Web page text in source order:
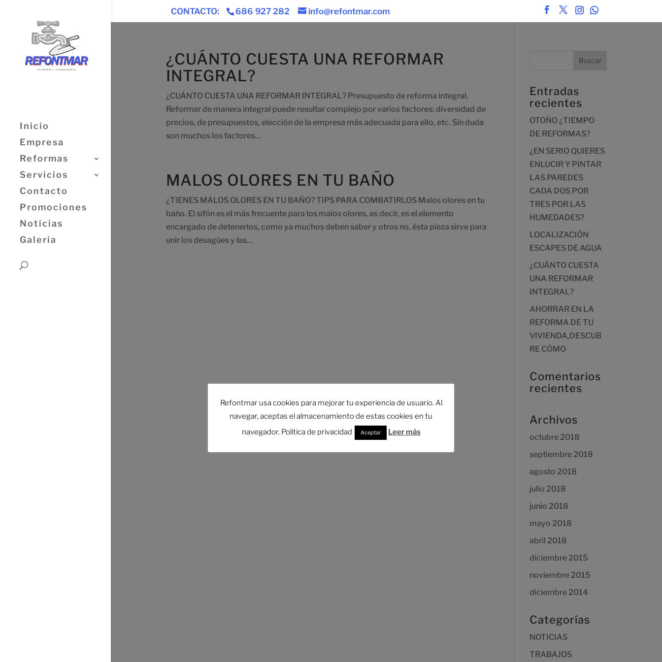
CONTACTO: 686 927 282 info@refontmar.com
Inicio
Empresa
Reformas
Servicios
Contacto
Promociones
Noticias
Galeria
¿CUÁNTO CUESTA UNA REFORMAR
INTEGRAL?
¿CUÁNTO CUESTA UNA REFORMAR INTEGRAL? Presupuesto de reforma integral.
Reformar de manera integral puede resultar complejo por varios factores: diversidad de
precios, de presupuestos, elección de la empresa más adecuada para ello, etc. Sin duda
son muchos los factores...
MALOS OLORES EN TU BAÑO
¿TIENES MALOS OLORES EN TU BAÑO? TIPS PARA COMBATIRLOS Malos olores en tu
baño. El sifón es el más frecuente para los malos olores, es decir, es el elemento
encargado de detenerlos, como ya muchos deben saber y otros no, ésta pieza sirve para
unir los desagües y las...
Entradas
recientes
OTOÑO ¿TIEMPO
DE REFORMAS?
¿EN SERIO QUIERES
ENLUCIR Y PINTAR
LAS PAREDES
CADA DOS POR
TRES POR LAS
HUMEDADES?
LOCALIZACIÓN
ESCAPES DE AGUA
¿CUÁNTO CUESTA
UNA REFORMAR
INTEGRAL?
AHORRAR EN LA
REFORMA DE TU
VIVIENDA,DESCUB
RE CÓMO
Comentarios
recientes
Archivos
octubre 2018
septiembre 2018
agosto 2018
julio 2018
junio 2018
mayo 2018
abril 2018
diciembre 2015
noviembre 2015
diciembre 2014
Categorías
NOTICIAS
TRABAJOS
Refontmar usa cookies para mejorar tu experiencia de usuario. Al
navegar, aceptas el almacenamiento de estas cookies en tu
navegador. Politica de privacidad
Aceptar Leer más